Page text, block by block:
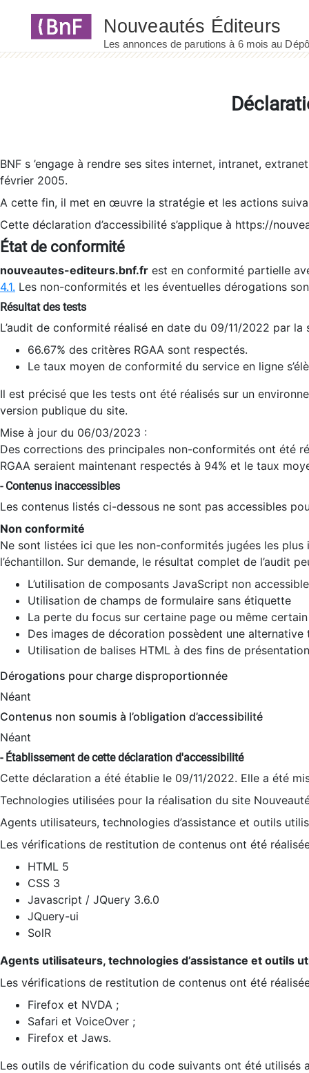
BNF s ’engage à rendre ses sites internet, intranet,
février 2005.
A cette fin, il met en œuvre la stratégie et les actions
Cette déclaration d’accessibilité s’applique à https://
État de conformité
nouveautes-editeurs.bnf.fr est en conformité partielle
4.1. Les non-conformités et les éventuelles dérogations
Résultat des tests
L’audit de conformité réalisé en date du 09/11/2022 par
66.67% des critères RGAA sont respectés.
Le taux moyen de conformité du service en ligne
Il est précisé que les tests ont été réalisés sur un
version publique du site.
Mise à jour du 06/03/2023 :
Des corrections des principales non-conformités ont été
RGAA seraient maintenant respectés à 94% et le taux
- Contenus inaccessibles
Les contenus listés ci-dessous ne sont pas accessibles
Non conformité
Ne sont listées ici que les non-conformités jugées les
l’échantillon. Sur demande, le résultat complet de l’audit
L’utilisation de composants JavaScript non
Utilisation de champs de formulaire sans étiquette
La perte du focus sur certaine page ou même
Des images de décoration possèdent une alternative
Utilisation de balises HTML à des fins de
Dérogations pour charge disproportionnée
Néant
Contenus non soumis à l’obligation d’accessibilité
Néant
- Établissement de cette déclaration d'accessibilité
Cette déclaration a été établie le 09/11/2022. Elle a été
Technologies utilisées pour la réalisation du site
Agents utilisateurs, technologies d’assistance et outils
Les vérifications de restitution de contenus ont été
HTML 5
CSS 3
Javascript / JQuery 3.6.0
JQuery-ui
SolR
Agents utilisateurs, technologies d’assistance et outils
Les vérifications de restitution de contenus ont été
Firefox et NVDA ;
Safari et VoiceOver ;
Firefox et Jaws.
Les outils de vérification du code suivants ont été utilisés